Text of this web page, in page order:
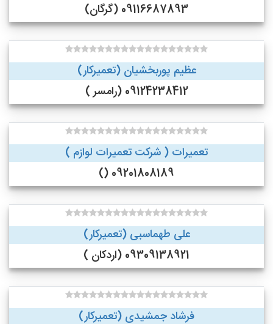
09116687893 (گرگان)
عظیم پوربخشیان (تعمیرکار)
09124238412 (رامسر )
تعمیرات ( شرکت تعمیرات لوازم )
09201808189 ()
علی طهماسبی (تعمیرکار)
09309138921 (اردکان )
فرشاد جمشیدی (تعمیرکار)